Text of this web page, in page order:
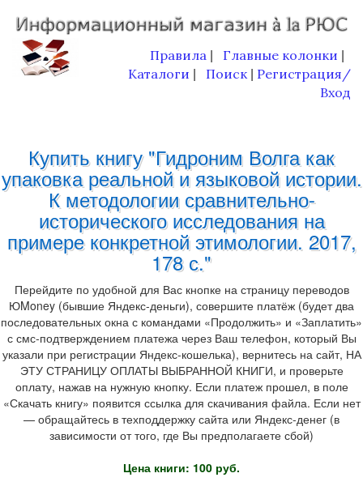
Правила Главные колонки
Каталоги Поиск
Регистрация/
Вход
Купить книгу "Гидроним Волга как
упаковка реальной и языковой истории.
К методологии сравнительно-
исторического исследования на
примере конкретной этимологии. 2017,
178 с."
Перейдите по удобной для Вас кнопке на страницу переводов
ЮMoney (бывшие Яндекс-деньги), совершите платёж (будет два
последовательных окна с командами «Продолжить» и «Заплатить»
с смс-подтверждением платежа через Ваш телефон, который Вы
указали при регистрации Яндекс-кошелька), вернитесь на сайт, НА
ЭТУ СТРАНИЦУ ОПЛАТЫ ВЫБРАННОЙ КНИГИ, и проверьте
оплату, нажав на нужную кнопку. Если платеж прошел, в поле
«Скачать книгу» появится ссылка для скачивания файла. Если нет
— обращайтесь в техподдержку сайта или Яндекс-денег (в
зависимости от того, где Вы предполагаете сбой)
Цена книги: 100 руб.